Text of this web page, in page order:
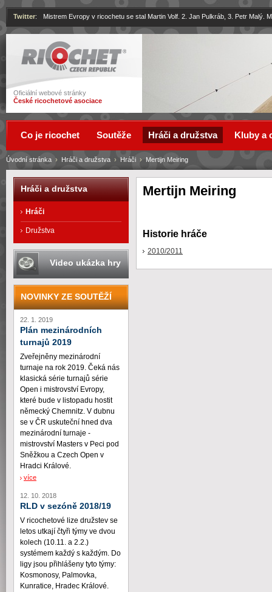
Ricochet
Oficiální webové stránky
České ricochetové asociace
Twitter: Mistrem Evropy v ricochetu se stal Martin Volf. 2. Jan Pulkráb, 3. Petr Malý.
Mertijn Meiring
Historie hráče
2010/2011
Úvodní stránka › Hráči a družstva › Hráči › Mertijn Meiring
Co je ricochet Soutěže Hráči a družstva Kluby a
Hráči a družstva
Hráči
Družstva
Video ukázka hry
NOVINKY ZE SOUTĚŽÍ
22. 1. 2019
Plán mezinárodních
turnajů 2019
Zveřejněny mezinárodní
turnaje na rok 2019. Čeká nás
klasická série turnajů série
Open i mistrovství Evropy,
které bude v listopadu hostit
německý Chemnitz. V dubnu
se v ČR uskuteční hned dva
mezinárodní turnaje -
mistrovství Masters v Peci pod
Sněžkou a Czech Open v
Hradci Králové.
více
12. 10. 2018
RLD v sezóně 2018/19
V ricochetové lize družstev se
letos utkají čtyři týmy ve dvou
kolech (10.11. a 2.2.)
systémem každý s každým. Do
ligy jsou přihlášeny tyto týmy:
Kosmonosy, Palmovka,
Kunratice, Hradec Králové.